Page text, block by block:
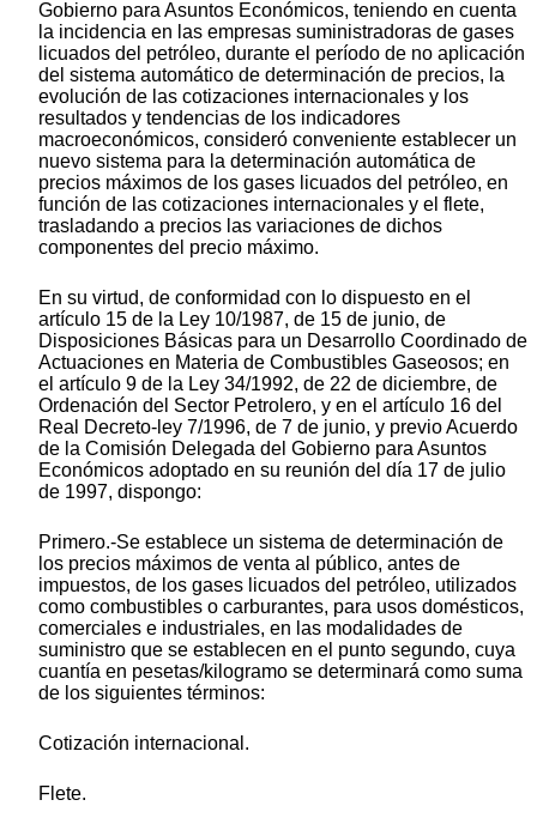
Gobierno para Asuntos Económicos, teniendo en cuenta
la incidencia en las empresas suministradoras de gases
licuados del petróleo, durante el período de no aplicación
del sistema automático de determinación de precios, la
evolución de las cotizaciones internacionales y los
resultados y tendencias de los indicadores
macroeconómicos, consideró conveniente establecer un
nuevo sistema para la determinación automática de
precios máximos de los gases licuados del petróleo, en
función de las cotizaciones internacionales y el flete,
trasladando a precios las variaciones de dichos
componentes del precio máximo.
En su virtud, de conformidad con lo dispuesto en el
artículo 15 de la Ley 10/1987, de 15 de junio, de
Disposiciones Básicas para un Desarrollo Coordinado de
Actuaciones en Materia de Combustibles Gaseosos; en
el artículo 9 de la Ley 34/1992, de 22 de diciembre, de
Ordenación del Sector Petrolero, y en el artículo 16 del
Real Decreto-ley 7/1996, de 7 de junio, y previo Acuerdo
de la Comisión Delegada del Gobierno para Asuntos
Económicos adoptado en su reunión del día 17 de julio
de 1997, dispongo:
Primero.-Se establece un sistema de determinación de
los precios máximos de venta al público, antes de
impuestos, de los gases licuados del petróleo, utilizados
como combustibles o carburantes, para usos domésticos,
comerciales e industriales, en las modalidades de
suministro que se establecen en el punto segundo, cuya
cuantía en pesetas/kilogramo se determinará como suma
de los siguientes términos:
Cotización internacional.
Flete.